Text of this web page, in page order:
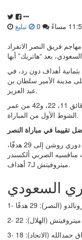
تبليغ
مهاجم فريق النصر الانفراد
بثمانية أهداف دون رد، في
على مدينة الأمير سلطان بن
عبد العزيز.
وسجل النجم البرتغالي “هاتريك” في الدقائق 11، 22، و42 من عمر
الشوط الأول من المباراة.
تقييما في مباراة النصر
ورفع رونالدو رصيده من الأهداف في مسابقة دوري روشن إلى 29 هدفّا،
منافسيه الصربي ألكسندر
ميتروفيتش لـ7 أهداف.
السعودي